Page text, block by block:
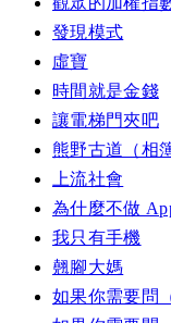
發現模式
虛寶
時間就是金錢
讓電梯門夾吧
熊野古道（相
上流社會
為什麼不做
我只有手機
翹腳大媽
如果你需要問